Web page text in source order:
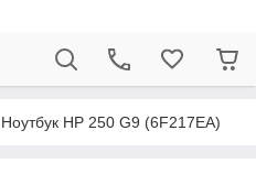
Ноутбук HP 250 G9 (6F217EA)